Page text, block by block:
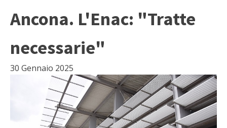
Ancona. L'Enac: "Tratte
necessarie"
30 Gennaio 2025